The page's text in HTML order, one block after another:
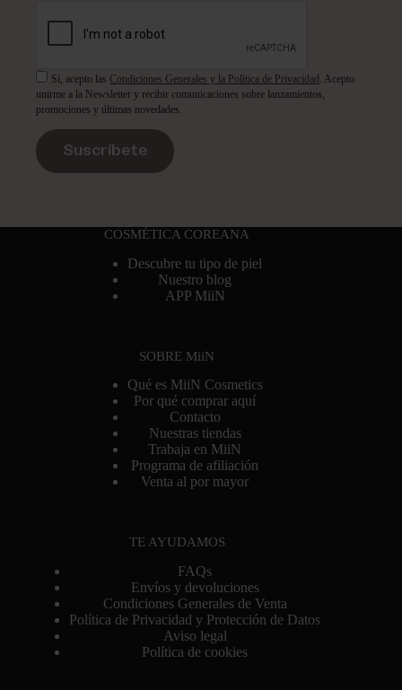
Sí, acepto lasCondiciones Generales y la Política de Privacidad . Acepto
unirme a la Newsletter y recibir comunicaciones sobre lanzamientos,
promociones y últimas novedades.
Suscríbete
COSMÉTICA COREANA
Descubre tu tipo de piel
Nuestro blog
APP MiiN
SOBRE MiiN
Qué es MiiN Cosmetics
Por qué comprar aquí
Contacto
Nuestras tiendas
Trabaja en MiiN
Programa de afiliación
Venta al por mayor
TE AYUDAMOS
FAQs
Envíos y devoluciones
Condiciones Generales de Venta
Política de Privacidad y Protección de Datos
Aviso legal
Política de cookies